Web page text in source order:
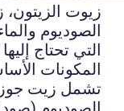
زيوت
الصوديوم
التي تحتاج
المكونات
تشمل زيت جوز